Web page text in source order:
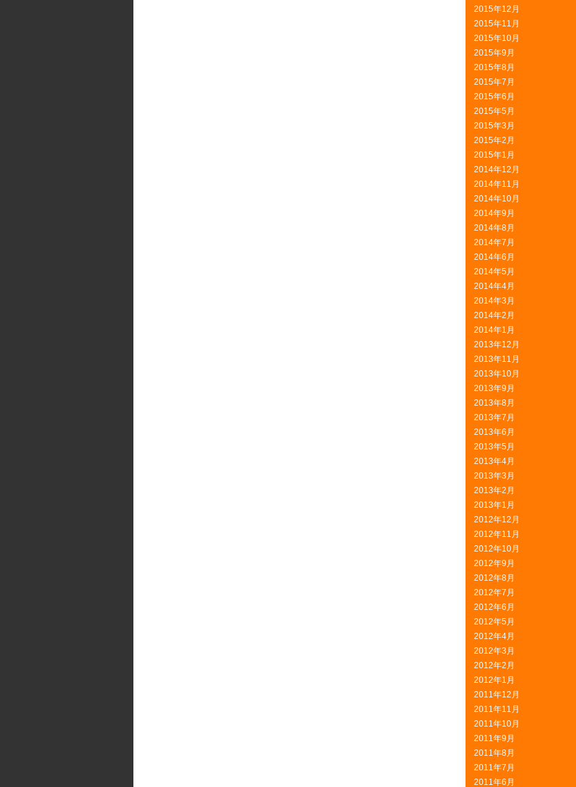
2015年12月
2015年11月
2015年10月
2015年9月
2015年8月
2015年7月
2015年6月
2015年5月
2015年3月
2015年2月
2015年1月
2014年12月
2014年11月
2014年10月
2014年9月
2014年8月
2014年7月
2014年6月
2014年5月
2014年4月
2014年3月
2014年2月
2014年1月
2013年12月
2013年11月
2013年10月
2013年9月
2013年8月
2013年7月
2013年6月
2013年5月
2013年4月
2013年3月
2013年2月
2013年1月
2012年12月
2012年11月
2012年10月
2012年9月
2012年8月
2012年7月
2012年6月
2012年5月
2012年4月
2012年3月
2012年2月
2012年1月
2011年12月
2011年11月
2011年10月
2011年9月
2011年8月
2011年7月
2011年6月